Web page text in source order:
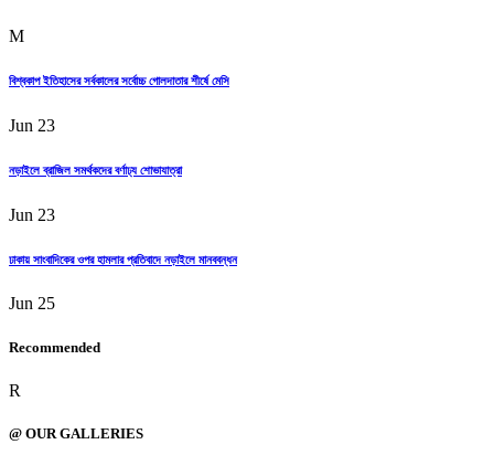
M
বিশ্বকাপ ইতিহাসের সর্বকালের সর্বোচ্চ গোলদাতার শীর্ষে মেসি
Jun 23
নড়াইলে ব্রাজিল সমর্থকদের বর্ণাঢ্য শোভাযাত্রা
Jun 23
ঢাকায় সাংবাদিকের ওপর হামলার প্রতিবাদে নড়াইলে মানববন্ধন
Jun 25
Recommended
R
@ OUR GALLERIES